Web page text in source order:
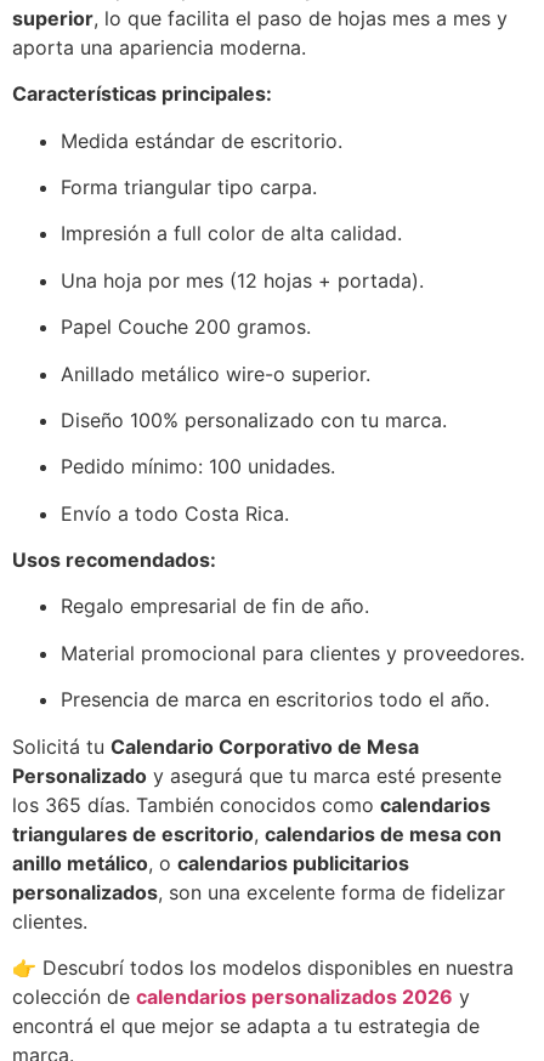
superior, lo que facilita el paso de hojas mes a mes y
aporta una apariencia moderna.
Características principales:
Medida estándar de escritorio.
Forma triangular tipo carpa.
Impresión a full color de alta calidad.
Una hoja por mes (12 hojas + portada).
Papel Couche 200 gramos.
Anillado metálico wire-o superior.
Diseño 100% personalizado con tu marca.
Pedido mínimo: 100 unidades.
Envío a todo Costa Rica.
Usos recomendados:
Regalo empresarial de fin de año.
Material promocional para clientes y proveedores.
Presencia de marca en escritorios todo el año.
Solicitá tu Calendario Corporativo de Mesa
Personalizado y asegurá que tu marca esté presente
los 365 días. También conocidos como calendarios
triangulares de escritorio, calendarios de mesa con
anillo metálico, o calendarios publicitarios
personalizados, son una excelente forma de fidelizar
clientes.
👉 Descubrí todos los modelos disponibles en nuestra
colección de calendarios personalizados 2026 y
encontrá el que mejor se adapta a tu estrategia de
marca.